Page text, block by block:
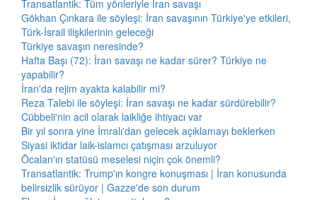
Transatlantik: Tüm yönleriyle İran savaşı
Gökhan Çınkara ile söyleşi: İran savaşının Türkiye'ye etkileri,
Türk-İsrail ilişkilerinin geleceği
Türkiye savaşın neresinde?
Hafta Başı (72): İran savaşı ne kadar sürer? Türkiye ne
yapabilir?
İran'da rejim ayakta kalabilir mi?
Reza Talebi ile söyleşi: İran savaşı ne kadar sürdürebilir?
Cübbeli'nin acil olarak laikliğe ihtiyacı var
Bir yıl sonra yine İmralı'dan gelecek açıklamayı beklerken
Siyasi iktidar laik-islamcı çatışması arzuluyor
Öcalan'ın statüsü meselesi niçin çok önemli?
Transatlantik: Trump'ın kongre konuşması | İran konusunda
belirsizlik sürüyor | Gazze'de son durum